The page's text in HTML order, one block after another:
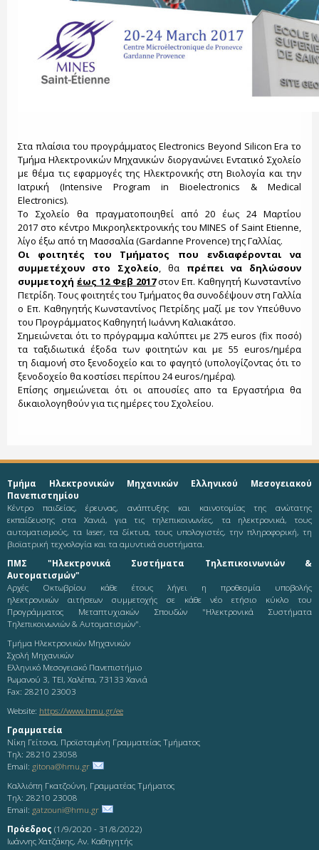
Στα πλαίσια του προγράμματος Electronics Beyond Silicon Era το
Τμήμα Ηλεκτρονικών Μηχανικών διοργανώνει Εντατικό Σχολείο
με θέμα τις εφαρμογές της Ηλεκτρονικής στη Βιολογία και την
Ιατρική (Intensive Program in Bioelectronics & Medical
Electronics).
Το Σχολείο θα πραγματοποιηθεί από 20 έως 24 Μαρτίου
2017 στο κέντρο Μικροηλεκτρονικής του MINES of Saint Etienne,
λίγο έξω από τη Μασσαλία (Gardanne Provence) της Γαλλίας.
Οι φοιτητές του Τμήματος που ενδιαφέρονται να
συμμετέχουν στο Σχολείο, θα πρέπει να δηλώσουν
συμμετοχή έως 12 Φεβ 2017στον Επ. Καθηγητή Κωνσταντίνο
Πετρίδη. Τους φοιτητές του Τμήματος θα συνοδέψουν στη Γαλλία
ο Επ. Καθηγητής Κωνσταντίνος Πετρίδης μαζί με τον Υπεύθυνο
του Προγράμματος Καθηγητή Ιωάννη Καλιακάτσο.
Σημειώνεται ότι τo πρόγραμμα καλύπτει με 275 euros (fix ποσό)
τα ταξιδιωτικά έξοδα των φοιτητών και με 55 euros/ημέρα
τη διαμονή στο ξενοδoχείο και το φαγητό (υπολογίζοντας ότι το
ξενοδοχείο θα κοστίσει περίπου 24 euros/ημέρα).
Επίσης σημειώνεται ότι οι απουσίες απο τα Εργαστήρια θα
δικαιολογηθούν για τις ημέρες του Σχολείου.
Τμήμα Ηλεκτρονικών Μηχανικών Ελληνικού Μεσογειακού
Πανεπιστημίου
Κέντρο παιδείας, έρευνας, ανάπτυξης και καινοτομίας της ανώτατης
εκπαίδευσης στα Χανιά, για τις τηλεπικοινωνίες, τα ηλεκτρονικά, τους
αυτοματισμούς, τα laser, τα δίκτυα, τους υπολογιστές, την πληροφορική, τη
βιοϊατρική τεχνολογία και τα αμυντικά συστήματα.
ΠΜΣ "Ηλεκτρονικά Συστήματα Τηλεπικοινωνιών &
Αυτοματισμών"
Αρχές Οκτωβρίου κάθε έτους λήγει η προθεσμία υποβολής
ηλεκτρονικών αιτήσεων συμμετοχής σε κάθε νέο ετήσιο κύκλο του
Προγράμματος Μεταπτυχιακών Σπουδών "Ηλεκτρονικά Συστήματα
Τηλεπικοινωνιών & Αυτοματισμών".
Τμήμα Ηλεκτρονικών Μηχανικών
Σχολή Μηχανικών
Ελληνικό Μεσογειακό Πανεπιστήμιο
Ρωμανού 3, ΤΕΙ, Χαλέπα, 73133 Χανιά
Fax: 28210 23003
Website: https://www.hmu.gr/ee
Γραμματεία
Νίκη Γείτονα, Προϊσταμένη Γραμματείας Τμήματος
Τηλ: 28210 23058
Email: gitona@hmu.gr
Καλλιόπη Γκατζούνη, Γραμματέας Τμήματος
Τηλ: 28210 23008
Email: gatzouni@hmu.gr
Πρόεδρος (1/9/2020 - 31/8/2022)
Ιωάννης Χατζάκης, Αν. Καθηγητής